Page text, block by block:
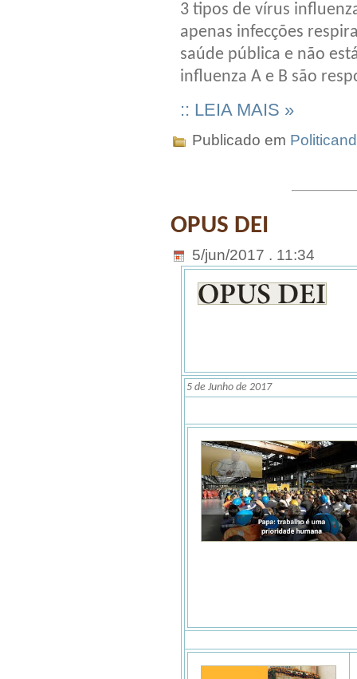
3 tipos de vírus
apenas infecções
saúde pública e não
influenza A e B são
:: LEIA MAIS »
Publicado em
OPUS DEI
5/jun/2017 . 11:34
5 de Junho de 2017